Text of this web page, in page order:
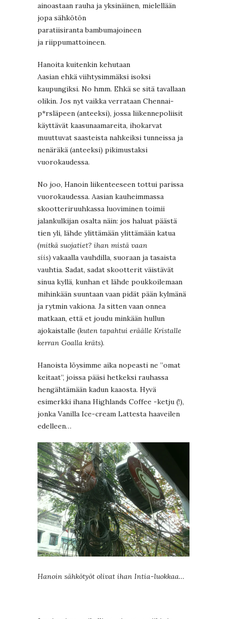
ainoastaan rauha ja yksinäinen, mielellään
jopa sähkötön
paratiisiranta bambumajoineen
ja riippumattoineen.
Hanoita kuitenkin kehutaan
Aasian ehkä viihtysimmäksi isoksi
kaupungiksi. No hmm. Ehkä se sitä tavallaan
olikin. Jos nyt vaikka verrataan Chennai-
p*rsläpeen (anteeksi), jossa liikennepoliisit
käyttävät kaasunaamareita, ihokarvat
muuttuvat saasteista nahkeiksi tunneissa ja
nenäräkä (anteeksi) pikimustaksi
vuorokaudessa.
No joo, Hanoin liikenteeseen tottui parissa
vuorokaudessa. Aasian kauheimmassa
skootteriruuhkassa luoviminen toimii
jalankulkijan osalta näin: jos haluat päästä
tien yli, lähde ylittämään ylittämään katua
(mitkä suojatiet? ihan mistä vaan
siis) vakaalla vauhdilla, suoraan ja tasaista
vauhtia. Sadat, sadat skootterit väistävät
sinua kyllä, kunhan et lähde poukkoilemaan
mihinkään suuntaan vaan pidät pään kylmänä
ja rytmin vakiona. Ja sitten vaan onnea
matkaan, että et joudu minkään hullun
ajokaistalle (kuten tapahtui eräälle Kristalle
kerran Goalla kräts).
Hanoista löysimme aika nopeasti ne ”omat
keitaat”, joissa pääsi hetkeksi rauhassa
hengähtämään kadun kaaosta. Hyvä
esimerkki ihana Highlands Coffee -ketju (!),
jonka Vanilla Ice-cream Lattesta haaveilen
edelleen…
Hanoin sähkötyöt olivat ihan Intia-luokkaa…